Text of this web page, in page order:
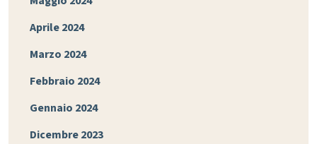
Aprile 2024
Marzo 2024
Febbraio 2024
Gennaio 2024
Dicembre 2023